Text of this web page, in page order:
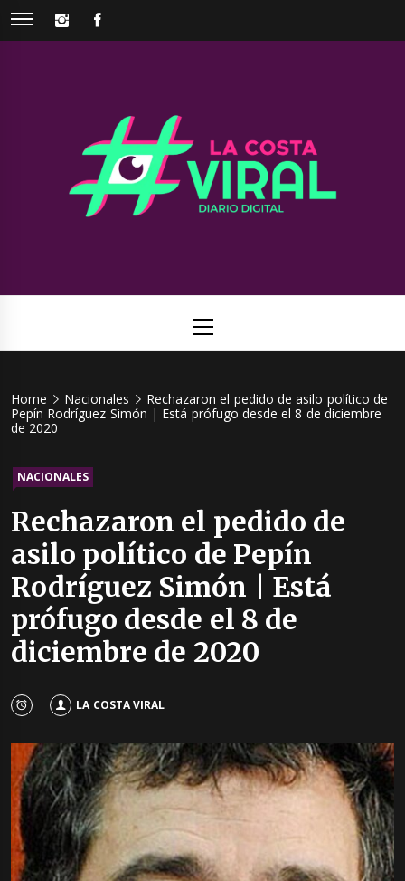
Skip
INSTAGRAM
Viral
Menu
Home Nacionales
Rechazaron el pedido de asilo político de
Pepín Rodríguez Simón | Está prófugo desde el 8 de diciembre
de 2020
NACIONALES
Rechazaron el pedido de
asilo político de Pepín
Rodríguez Simón | Está
prófugo desde el 8 de
diciembre de 2020
LA COSTA VIRAL